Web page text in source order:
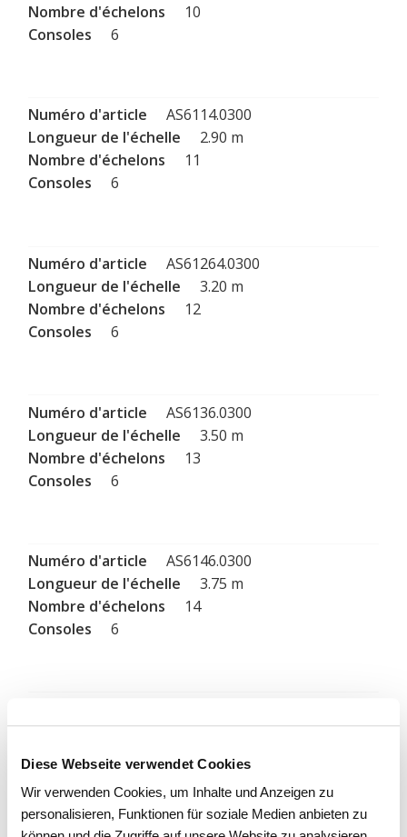
Diese Webseite verwendet Cookies
Wir verwenden Cookies, um Inhalte und Anzeigen zu
personalisieren, Funktionen für soziale Medien anbieten zu
10
6
AS6114.0300
2.90 m
11
6
AS61264.0300
3.20 m
12
6
AS6136.0300
3.50 m
13
6
AS6146.0300
3.75 m
14
6
4.00 m
15